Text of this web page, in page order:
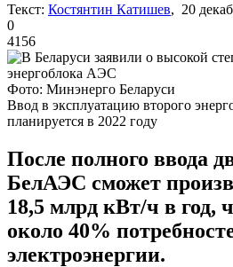
Текст: Костянтин Катишев, 20
0
4156
Фото: Минэнерго Беларуси
Ввод в эксплуатацию второго
планируется в 2022 году
После полного ввода
БелАЭС сможет
18,5 млрд кВт/ч в год,
около 40%
электроэнергии.